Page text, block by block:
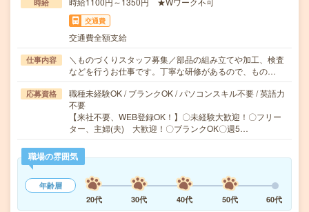
時給
交通費
交通費全額支給
仕事内容
＼ものづくりスタッフ募集／部品の組み立てや加工、検査
などを行うお仕事です。丁寧な研修があるので、もの…
応募資格
職種未経験OK / ブランクOK / パソコンスキル不要 / 英語力
不要
【来社不要、WEB登録OK！】〇未経験大歓迎！〇フリー
ター、主婦(夫) 大歓迎！〇ブランクOK〇週5…
職場の雰囲気
年齢層
20代
30代 40代 50代 60代